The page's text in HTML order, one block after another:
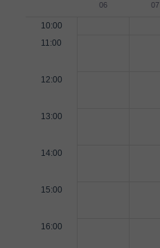
06
07
10:00
11:00
12:00
13:00
14:00
15:00
16:00